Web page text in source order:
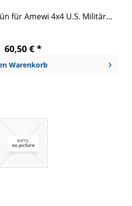
für Amewi 4x4 U.S. Militär...
60,50 € *
Warenkorb